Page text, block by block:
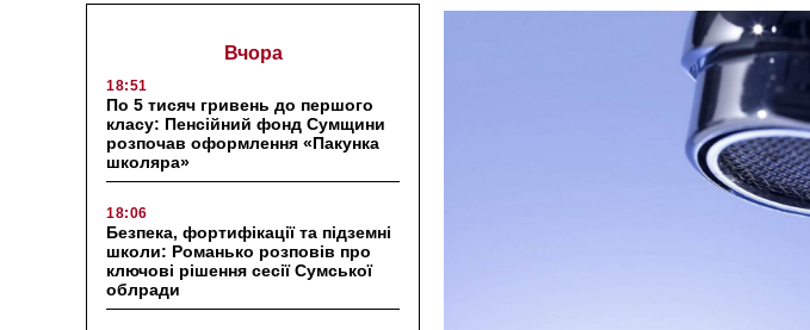
Вчора
18:51
По 5 тисяч гривень до першого
класу: Пенсійний фонд Сумщини
розпочав оформлення «Пакунка
школяра»
18:06
Безпека, фортифікації та підземні
школи: Романько розповів про
ключові рішення сесії Сумської
облради